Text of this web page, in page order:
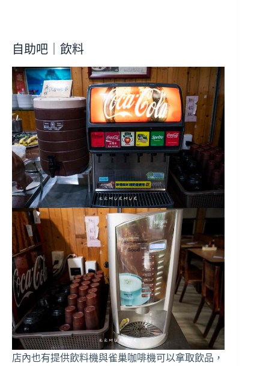
自助吧｜飲料
店內也有提供飲料機與雀巢咖啡機可以拿取飲品，